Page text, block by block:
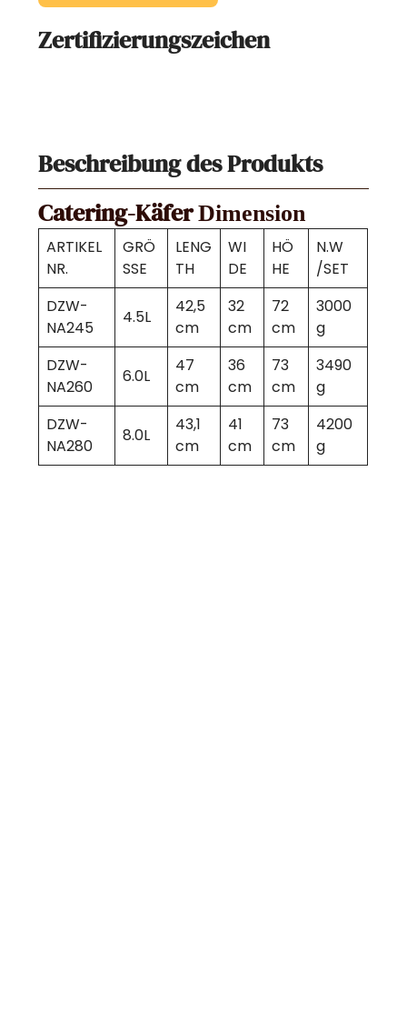
Zertifizierungszeichen
Beschreibung des Produkts
Catering-KäferDimension
ARTIKEL
NR.
GRÖ
SSE
LENG
TH
WI
DE
HÖ
HE
N.W
/SET
DZW-
NA245
4.5L
42,5
cm
32
cm
72
cm
3000
g
DZW-
NA260
6.0L
47
cm
36
cm
73
cm
3490
g
DZW-
NA280
8.0L
43,1
cm
41
cm
73
cm
4200
g